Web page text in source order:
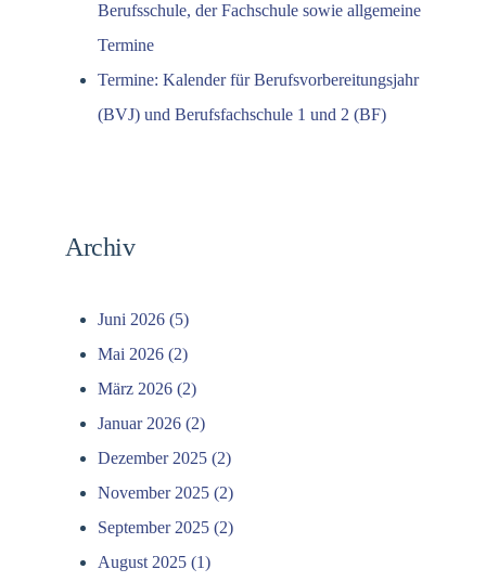
Berufsschule, der Fachschule sowie allgemeine
Termine
Termine: Kalender für Berufsvorbereitungsjahr
(BVJ) und Berufsfachschule 1 und 2 (BF)
Archiv
Juni 2026 (5)
Mai 2026 (2)
März 2026 (2)
Januar 2026 (2)
Dezember 2025 (2)
November 2025 (2)
September 2025 (2)
August 2025 (1)